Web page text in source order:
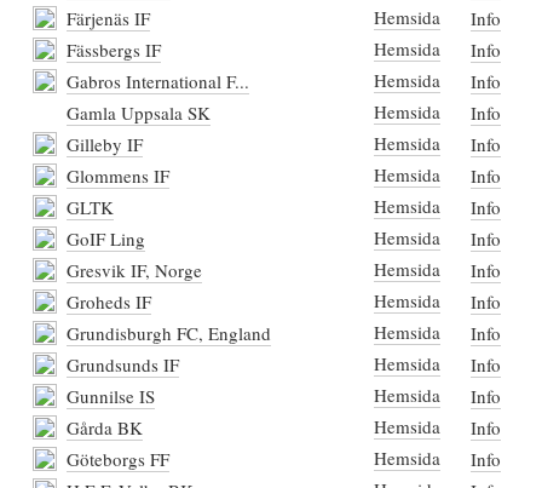
Färjenäs IF
Hemsida
Info
Fässbergs IF
Hemsida
Info
Gabros International F...
Hemsida
Info
Gamla Uppsala SK
Hemsida
Info
Gilleby IF
Hemsida
Info
Glommens IF
Hemsida
Info
GLTK
Hemsida
Info
GoIF Ling
Hemsida
Info
Gresvik IF, Norge
Hemsida
Info
Groheds IF
Hemsida
Info
Grundisburgh FC, England
Hemsida
Info
Grundsunds IF
Hemsida
Info
Gunnilse IS
Hemsida
Info
Gårda BK
Hemsida
Info
Göteborgs FF
Hemsida
Info